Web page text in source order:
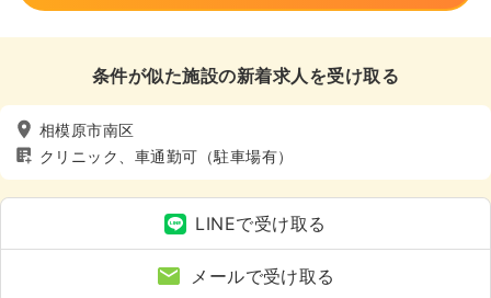
条件が似た施設の新着求人を受け取る
相模原市南区
クリニック、車通勤可（駐車場有）
LINEで受け取る
メールで受け取る